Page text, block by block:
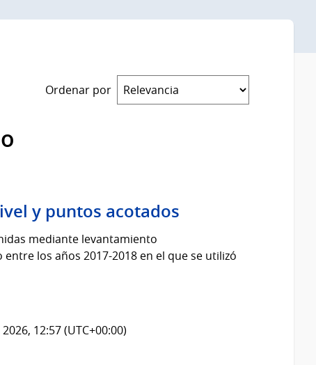
Ordenar por
y puntos acotados
mediante levantamiento
los años 2017-2018 en el que se utilizó
12:57 (UTC+00:00)